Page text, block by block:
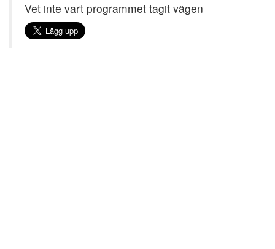
Vet inte vart programmet tagit vägen